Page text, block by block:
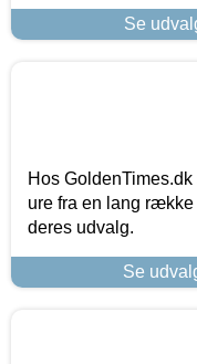
Se
Hos
ure fra en lang
deres udvalg.
Se